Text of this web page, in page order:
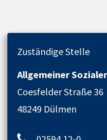
Zuständige Stelle
Allgemeiner
Coesfelder Straße 36
48249 Dülmen